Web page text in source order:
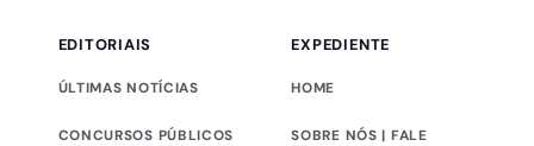
EDITORIAIS
ÚLTIMAS NOTÍCIAS
CONCURSOS PÚBLICOS
EXPEDIENTE
HOME
SOBRE NÓS | FALE